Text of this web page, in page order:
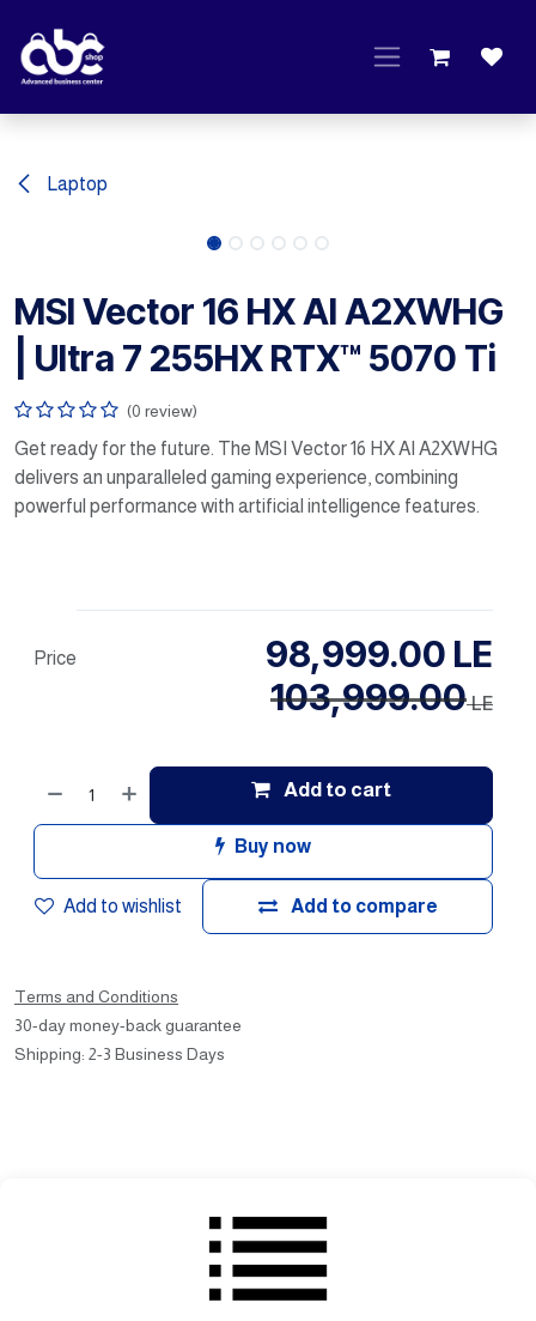
Laptop
MSI Vector 16 HX AI A2XWHG
| Ultra 7 255HX RTX™ 5070 Ti
(0 review)
Get ready for the future. The MSI Vector 16 HX AI A2XWHG
delivers an unparalleled gaming experience, combining
powerful performance with artificial intelligence features.
Add to cart
Buy now
Add to compare
Add to wishlist
Price 98,999.00 LE
103,999.00LE
Terms and Conditions
30-day money-back guarantee
Shipping: 2-3 Business Days